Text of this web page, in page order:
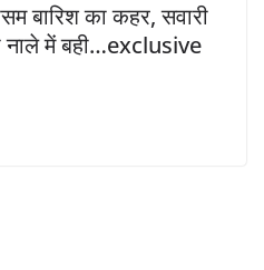
बारिश का कहर, सवारी
नाले में बही…exclusive